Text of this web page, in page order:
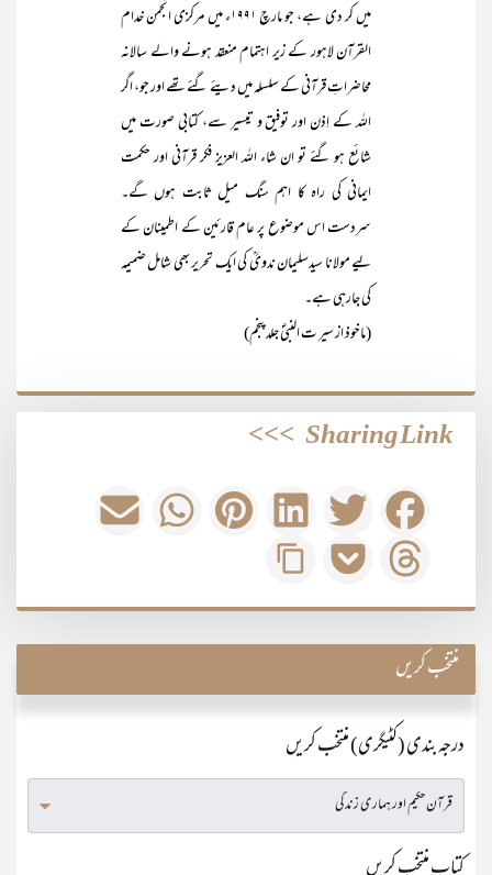
میں کر دی ہے، جو مارچ ۱۹۹۱ء میں مرکزی انجمن خدام
القرآن لاہور کے زیر اہتمام منعقد ہونے والے سالانہ
محاضراتِ قرآنی کے سلسلہ میں دیئے گئے تھے اور جو، اگر
اللہ کے اِذن اور توفیق و تیسیر سے، کتابی صورت میں
شائع ہو گئے تو ان شاء اللہ العزیز فکر قرآنی اور حکمت
ایمانی کی راہ کا اہم سنگ میل ثابت ہوں گے۔
سردست اس موضوع پر عام قارئین کے اطمینان کے
لیے مولانا سیدسلیمان ندویؒ کی ایک تحریر بھی شامل ضمیمہ
کی جارہی ہے۔
(ماخوذ از سیر ت النبیؐ جلد پنجم)
Sharing Link
>>>
منتخب کریں
درجہ بندی (کٹیگری) منتخب کریں